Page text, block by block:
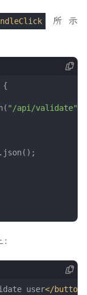
所示
{
( "/api/validate"
. json();
user</button>